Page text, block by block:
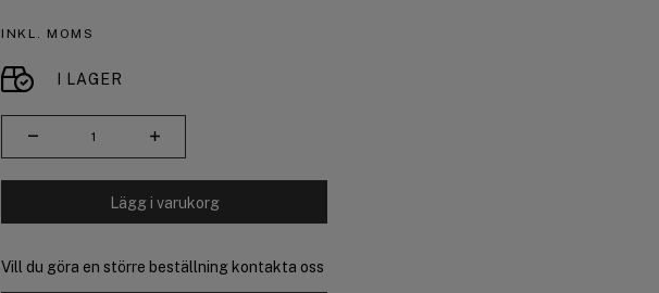
INKL. MOMS
I LAGER
Lägg i varukorg
Vill du göra en större beställning kontakta oss